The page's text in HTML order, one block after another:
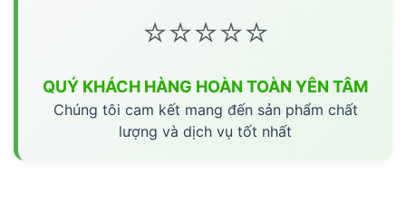
⭐⭐⭐⭐⭐
QUÝ KHÁCH HÀNG HOÀN TOÀN YÊN TÂM
Chúng tôi cam kết mang đến sản phẩm chất
lượng và dịch vụ tốt nhất